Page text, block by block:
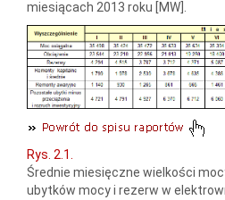
miesiącach 2013 roku [MW].
Rys. 2.1.
Średnie miesięczne wielkości
ubytków mocy i rezerw w